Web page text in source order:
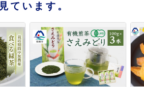
見ています。